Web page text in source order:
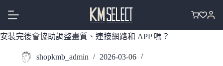
主
要
購
安裝完後會協助調整畫質、連接網路和 APP 嗎？
shopkmb_admin
2026-03-06